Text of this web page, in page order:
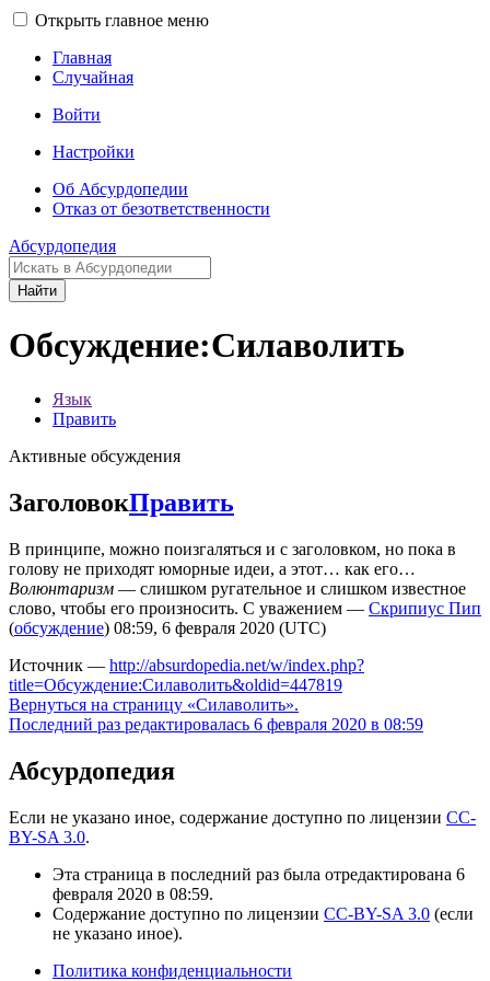
Открыть главное меню
Главная
Случайная
Войти
Настройки
Об Абсурдопедии
Отказ от безответственности
Абсурдопедия
Найти
Обсуждение:Силаволить
Язык
Править
Активные обсуждения
ЗаголовокПравить
В принципе, можно поизгаляться и с заголовком, но пока в
голову не приходят юморные идеи, а этот… как его…
Волюнтаризм — слишком ругательное и слишком известное
слово, чтобы его произносить. С уважением — Скрипиус Пип
(обсуждение) 08:59, 6 февраля 2020 (UTC)
Источник — http://absurdopedia.net/w/index.php?
title=Обсуждение:Силаволить&oldid=447819
Вернуться на страницу «Силаволить».
Последний раз редактировалась 6 февраля 2020 в 08:59
Абсурдопедия
Если не указано иное, содержание доступно по лицензии CC-
BY-SA 3.0.
Эта страница в последний раз была отредактирована 6
февраля 2020 в 08:59.
Содержание доступно по лицензии CC-BY-SA 3.0 (если
не указано иное).
Политика конфиденциальности